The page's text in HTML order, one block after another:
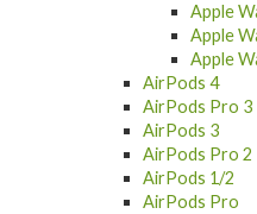
Apple
Apple
Apple
AirPods 4
AirPods Pro 3
AirPods 3
AirPods Pro 2
AirPods 1/2
AirPods Pro